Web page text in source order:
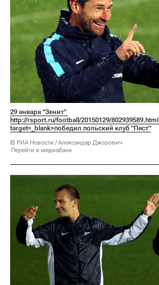
http://rsport.ru/football/20150129/802939589.html
target=_blank>победил польский клуб "Пяст"
© РИА Новости / Александар Джорович
Перейти в медиабанк